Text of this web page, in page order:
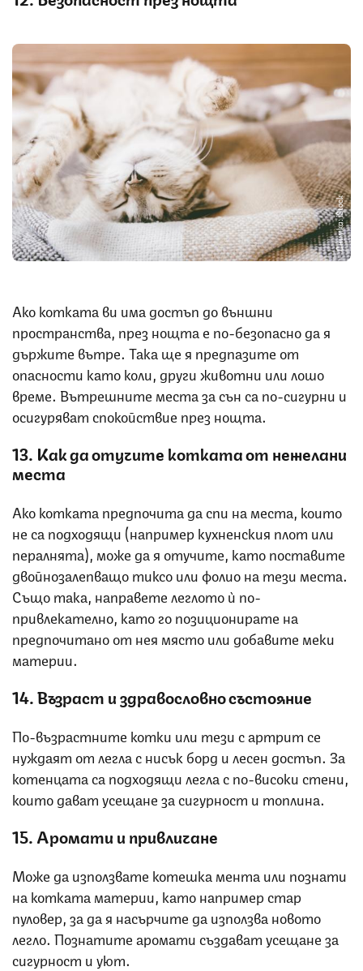
Снимка: iStock
Ако котката ви има достъп до външни
пространства, през нощта е по-безопасно да я
държите вътре. Така ще я предпазите от
опасности като коли, други животни или лошо
време. Вътрешните места за сън са по-сигурни и
осигуряват спокойствие през нощта.
13. Как да отучите котката от нежелани
места
Ако котката предпочита да спи на места, които
не са подходящи (например кухненския плот или
пералнята), може да я отучите, като поставите
двойнозалепващо тиксо или фолио на тези места.
Също така, направете леглото ѝ по-
привлекателно, като го позиционирате на
предпочитано от нея място или добавите меки
материи.
14. Възраст и здравословно състояние
По-възрастните котки или тези с артрит се
нуждаят от легла с нисък борд и лесен достъп. За
котенцата са подходящи легла с по-високи стени,
които дават усещане за сигурност и топлина.
15. Аромати и привличане
Може да използвате котешка мента или познати
на котката материи, като например стар
пуловер, за да я насърчите да използва новото
легло. Познатите аромати създават усещане за
сигурност и уют.